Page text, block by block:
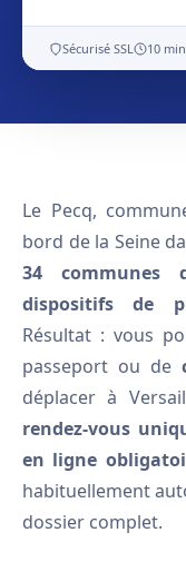
Sécurisé SSL 10
Le Pecq,
bord de la Seine
34 communes
dispositifs de
Résultat : vous
passeport ou de
déplacer à
rendez-vous
en ligne
habituellement
dossier complet.